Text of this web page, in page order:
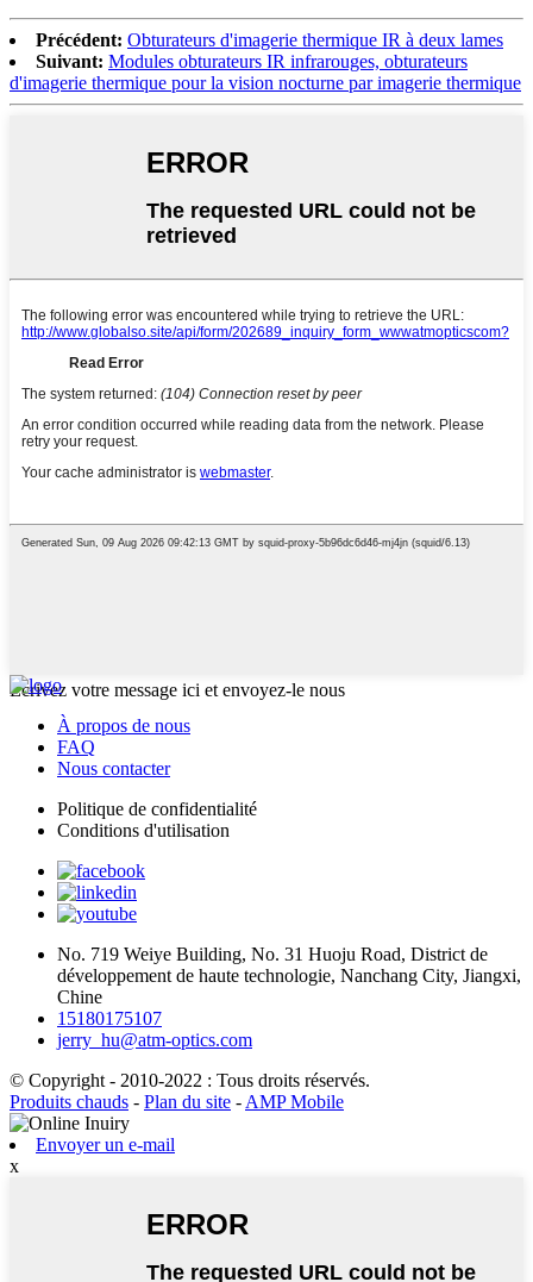
Précédent: Obturateurs d'imagerie thermique IR à deux lames
Suivant: Modules obturateurs IR infrarouges, obturateurs
d'imagerie thermique pour la vision nocturne par imagerie thermique
Écrivez votre message ici et envoyez-le nous
À propos de nous
FAQ
Nous contacter
Politique de confidentialité
Conditions d'utilisation
No. 719 Weiye Building, No. 31 Huoju Road, District de
développement de haute technologie, Nanchang City, Jiangxi,
Chine
15180175107
jerry_hu@atm-optics.com
© Copyright - 2010-2022 : Tous droits réservés.
Produits chauds - Plan du site - AMP Mobile
Envoyer un e-mail
x